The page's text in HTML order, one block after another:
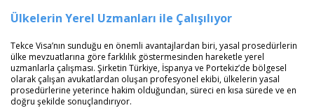
Ülkelerin Yerel Uzmanları ile Çalışılıyor
Tekce Visa’nın sunduğu en önemli avantajlardan biri, yasal prosedürlerin
ülke mevzuatlarına göre farklılık göstermesinden hareketle yerel
uzmanlarla çalışması. Şirketin Türkiye, İspanya ve Portekiz’de bölgesel
olarak çalışan avukatlardan oluşan profesyonel ekibi, ülkelerin yasal
prosedürlerine yeterince hakim olduğundan, süreci en kısa sürede ve en
doğru şekilde sonuçlandırıyor.